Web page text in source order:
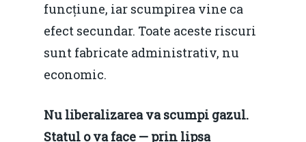
funcțiune, iar scumpirea vine ca
efect secundar. Toate aceste riscuri
sunt fabricate administrativ, nu
economic.
Nu liberalizarea va scumpi gazul.
Statul o va face — prin lipsa
Modelul economic
România – orizont
resurselor naturale
predictibilitate,
concurenţă.
Video
Marea Neagră în Noua
Economie
EM360 Talk
Burse pentru